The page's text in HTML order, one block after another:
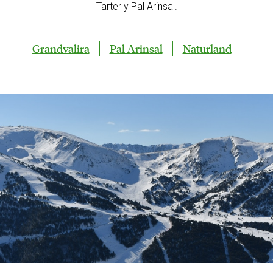
Tarter y Pal Arinsal.
Grandvalira Pal Arinsal Naturland